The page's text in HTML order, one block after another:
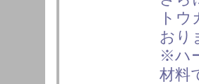
ト
おり
※ハ
材料